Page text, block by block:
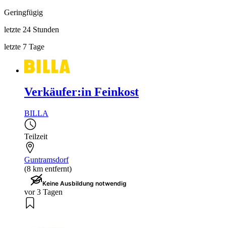
Geringfügig
letzte 24 Stunden
letzte 7 Tage
Verkäufer:in Feinkost
BILLA
Teilzeit
Guntramsdorf
(8 km entfernt)
Keine Ausbildung notwendig
vor 3 Tagen